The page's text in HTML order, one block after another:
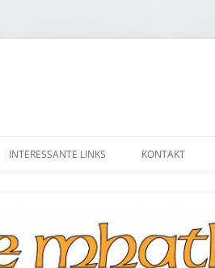
INTERESSANTE LINKS KONTAKT